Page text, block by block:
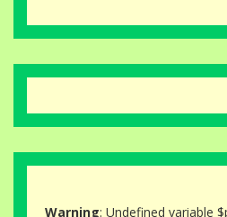
Warning: Undefined variable